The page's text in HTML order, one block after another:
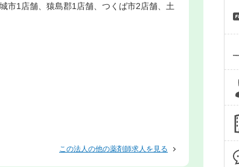
市1店舗、猿島郡1店舗、つくば市2店舗、土
この法人の他の薬剤師求人を見る